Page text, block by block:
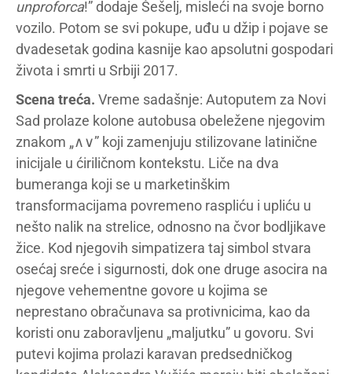
unproforca!” dodaje Šešelj, misleći na svoje borno
vozilo. Potom se svi pokupe, uđu u džip i pojave se
dvadesetak godina kasnije kao apsolutni gospodari
života i smrti u Srbiji 2017.
Scena treća. Vreme sadašnje: Autoputem za Novi
Sad prolaze kolone autobusa obeležene njegovim
znakom „∧∨” koji zamenjuju stilizovane latinične
inicijale u ćiriličnom kontekstu. Liče na dva
bumeranga koji se u marketinškim
transformacijama povremeno raspliću i upliću u
nešto nalik na strelice, odnosno na čvor bodljikave
žice. Kod njegovih simpatizera taj simbol stvara
osećaj sreće i sigurnosti, dok one druge asocira na
njegove vehementne govore u kojima se
neprestano obračunava sa protivnicima, kao da
koristi onu zaboravljenu „maljutku” u govoru. Svi
putevi kojima prolazi karavan predsedničkog